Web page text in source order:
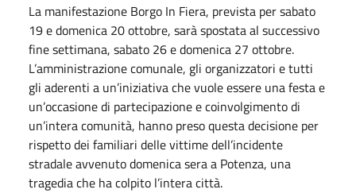
La manifestazione Borgo In Fiera, prevista per sabato
19 e domenica 20 ottobre, sarà spostata al successivo
fine settimana, sabato 26 e domenica 27 ottobre.
L’amministrazione comunale, gli organizzatori e tutti
gli aderenti a un’iniziativa che vuole essere una festa e
un’occasione di partecipazione e coinvolgimento di
un’intera comunità, hanno preso questa decisione per
rispetto dei familiari delle vittime dell’incidente
stradale avvenuto domenica sera a Potenza, una
tragedia che ha colpito l’intera città.